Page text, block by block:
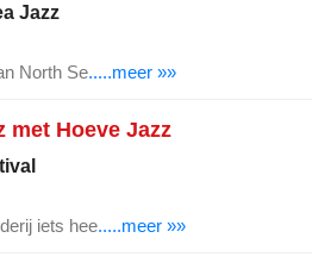
Jazz
North Se.....meer »»
met Hoeve Jazz
iets hee.....meer »»